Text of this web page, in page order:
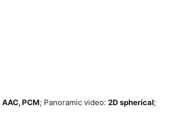
AAC, PCM; Panoramic video: 2D spherical;